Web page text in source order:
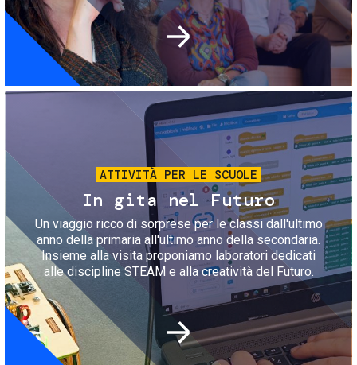
Immagine
ATTIVITÀ PER LE SCUOLE
In gita nel Futuro
Un viaggio ricco di sorprese per le classi dall'ultimo
anno della primaria all'ultimo anno della secondaria.
Insieme alla visita proponiamo laboratori dedicati
alle discipline STEAM e alla creatività del Futuro.